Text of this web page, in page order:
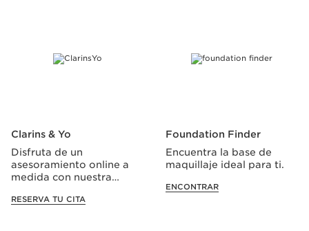
Clarins & Yo
Disfruta de un
asesoramiento online a
medida con nuestra
RESERVA TU CITA
Foundation Finder
Encuentra la base de
maquillaje ideal para ti.
ENCONTRAR